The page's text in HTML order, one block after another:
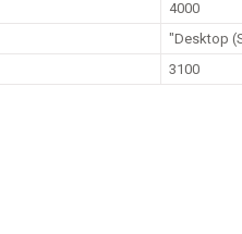
4000
"Desktop
3100